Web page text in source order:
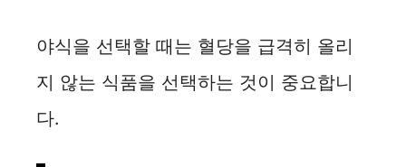
야식을 선택할 때는 혈당을 급격히 올리
지 않는 식품을 선택하는 것이 중요합니
다.